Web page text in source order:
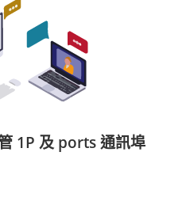
1P 及 ports 通訊埠